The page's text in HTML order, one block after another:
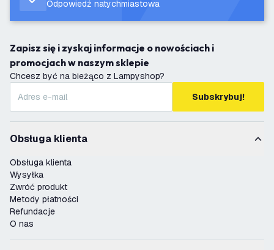
Odpowiedź natychmiastowa
Zapisz się i zyskaj informacje o nowościach i
promocjach w naszym sklepie
Chcesz być na bieżąco z Lampyshop?
Subskrybuj!
Obsługa klienta
Obsługa klienta
Wysyłka
Zwróć produkt
Metody płatności
Refundacje
O nas